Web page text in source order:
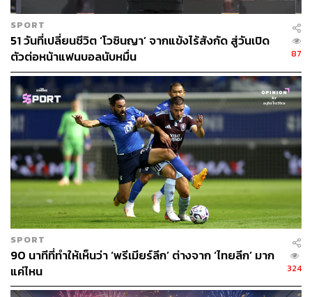
ของอามาริยา โดยยืนยันว่าถ้อยคำดังกล่าวขัดต่อคุณค่าเรื่อง
การอยู่ร่วมกันอย่างสันติและศักดิ์ศรีความเป็นมนุษย์ และ
ไม่ใช่จุดยืนของรัฐบาลหรือประชาชนปารากวัย
แม้แต่เพื่อนร่วมทีมฝรั่งเศสก็แสดงจุดยืนชัดเจน ดาโยต์ อูปาเม
กาโน บอกว่าสิ่งที่เกิดขึ้นเป็นเรื่องยอมรับไม่ได้ และทีมทั้งที
มอยู่ข้างเอ็มบัปเป้ พร้อมหวังว่าผู้กระทำจะได้รับผลจากสิ่งที่
พูด
โรบิน ริสเซอร์ นายทวารตัวสำรองของฝรั่งเศส ก็พูดใน
ทิศทางเดียวกันว่าเขาหวังว่าความเห็นเหล่านี้จะไม่ถูกปล่อย
ผ่าน และต้องมีความยุติธรรมเกิดขึ้น
ส่วน ฌอง-ฟิลิปป์ มาเตตา ย้ำว่าในเกมกับปารากวัย ทุกคนใน
ทีมพร้อมปกป้องกัปตัน ไม่ใช่แค่หนึ่งหรือสองคน แต่คือทั้งทีม
นี่คือภาพสะท้อนว่าฝรั่งเศสกำลังมองเรื่องนี้ไม่ใช่แค่การ
ปกป้องนักเตะคนหนึ่ง แต่เป็นการปกป้องหลักการที่ทีมชาติ
ฝรั่งเศสยืนอยู่
SPORT
51 วันที่เปลี่ยนชีวิต ‘โวซินญา’ จากแข้งไร้สังกัด สู่วันเปิด
ตัวต่อหน้าแฟนบอลนับหมื่น
87
SPORT
90 นาทีที่ทำให้เห็นว่า ‘พรีเมียร์ลีก’ ต่างจาก ‘ไทยลีก’ มาก
แค่ไหน
324